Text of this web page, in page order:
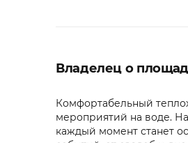
Владелец о
Комфортабельный
мероприятий на воде.
каждый момент станет